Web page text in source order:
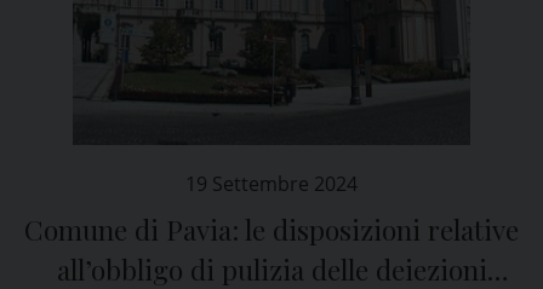
19 Settembre 2024
Comune di Pavia: le disposizioni relative
all’obbligo di pulizia delle deiezioni